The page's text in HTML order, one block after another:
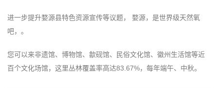
进一步提升婺源县特色资源宣传等议题， 婺源，是世界级天然氧
吧，。
您可以来非遗馆、博物馆、歙砚馆、民俗文化馆、徽州生活馆等近
百个文化场馆，这里丛林覆盖率高达83.67%，每年端午、中秋。